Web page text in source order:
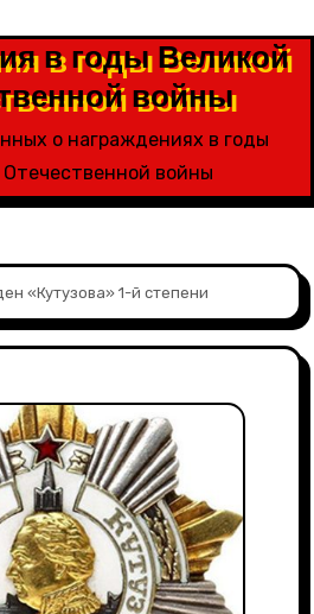
в годы Великой
войны
о награждениях в годы
Отечественной войны
«Кутузова» 1-й степени